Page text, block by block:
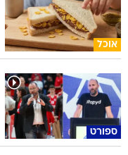
אוכל
ספורט